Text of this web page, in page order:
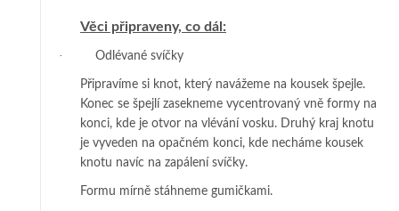
Věci připraveny, co dál:
· Odlévané svíčky
Připravíme si knot, který navážeme na kousek špejle.
Konec se špejlí zasekneme vycentrovaný vně formy na
konci, kde je otvor na vlévání vosku. Druhý kraj knotu
je vyveden na opačném konci, kde necháme kousek
knotu navíc na zapálení svíčky.
Formu mírně stáhneme gumičkami.